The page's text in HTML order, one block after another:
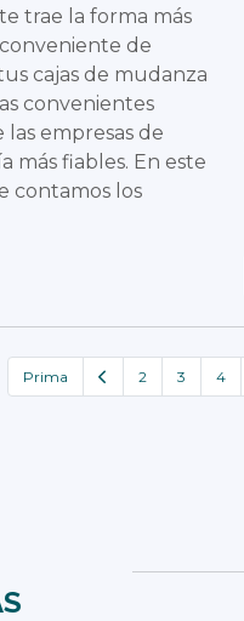
trae la forma más
de
cajas de mudanza
convenientes
las empresas de
más fiables. En este
contamos los
Prima 2 3 4